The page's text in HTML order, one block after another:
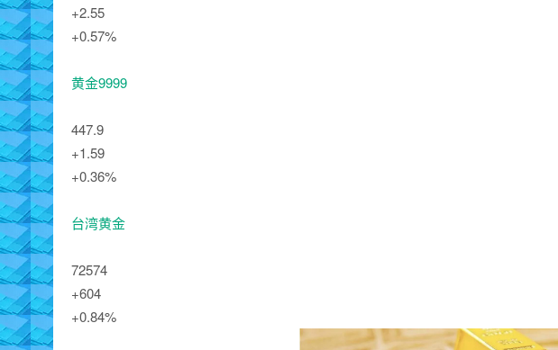
+2.55
+0.57%
黄金9999
447.9
+1.59
+0.36%
台湾黄金
72574
+604
+0.84%